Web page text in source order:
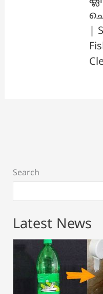
|
Search
Latest News